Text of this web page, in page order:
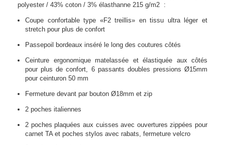
polyester / 43% coton / 3% élasthanne 215 g/m2 :
Coupe confortable type «F2 treillis» en tissu ultra léger et
stretch pour plus de confort
Passepoil bordeaux inséré le long des coutures côtés
Ceinture ergonomique matelassée et élastiquée aux côtés
pour plus de confort, 6 passants doubles pressions Ø15mm
pour ceinturon 50 mm
Fermeture devant par bouton Ø18mm et zip
2 poches italiennes
2 poches plaquées aux cuisses avec ouvertures zippées pour
carnet TA et poches stylos avec rabats, fermeture velcro